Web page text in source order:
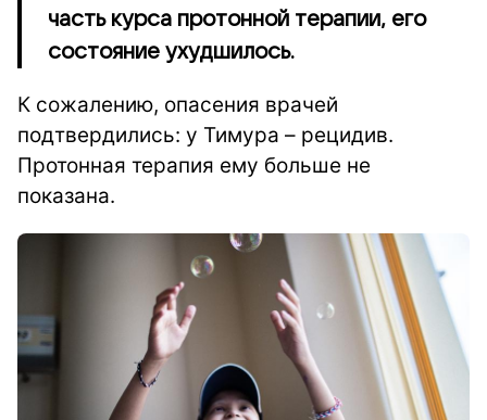
часть курса протонной терапии, его
состояние ухудшилось.
К сожалению, опасения врачей
подтвердились: у Тимура – рецидив.
Протонная терапия ему больше не
показана.